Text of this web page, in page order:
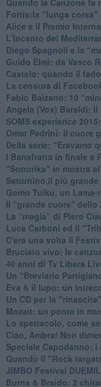
​Fortis:la “lunga
Alice e il Premio
​L'incanto del
​Diego Spagnoli e la
​Guido Elmi: da Vasco
​Castelo: quando il
La censura di
Fabio Balzano: 10
Angela (Vox) Baraldi:
​SOMS experience
Omar Pedrini: il cuore
Della serie: “Eravamo
I Banafratta in finale a
"Sonorika" in mostra
​Saturnino,il più
​Gomo Tulku, un
​Il “grande cuore”
La “magia” di Piero
Luca Carboni ed il
C'era una volta il
Bruciato vivo: le
40 anni di Tv Libera
Un “Breviario
Eva & il lupo: un
Un CD per la
Mozait: un ponte in
Lo spettacolo, come
Ciao, Ambra! Non
Speciale Capodanno:
Quando il "Rock
JIMBO Festival
Burns & Braido: 2